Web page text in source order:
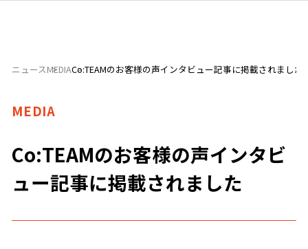
ニュースMEDIACo:TEAMのお客様の声インタビュー記事に掲載されました
MEDIA
Co:TEAMのお客様の声インタビ
ュー記事に掲載されました